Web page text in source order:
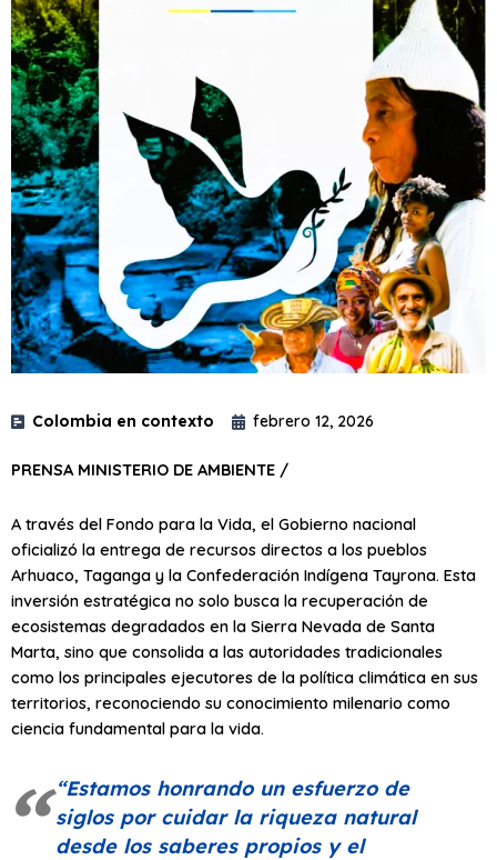
Colombia en contexto febrero 12, 2026
PRENSA MINISTERIO DE AMBIENTE /
A través del Fondo para la Vida, el Gobierno nacional
oficializó la entrega de recursos directos a los pueblos
Arhuaco, Taganga y la Confederación Indígena Tayrona. Esta
inversión estratégica no solo busca la recuperación de
ecosistemas degradados en la Sierra Nevada de Santa
Marta, sino que consolida a las autoridades tradicionales
como los principales ejecutores de la política climática en sus
territorios, reconociendo su conocimiento milenario como
ciencia fundamental para la vida.
“Estamos honrando un esfuerzo de
siglos por cuidar la riqueza natural
desde los saberes propios y el